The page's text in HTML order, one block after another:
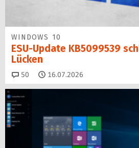
WINDOWS 10
ESU-Update KB5099539
Lücken
50 Kommentare
16.07.2026